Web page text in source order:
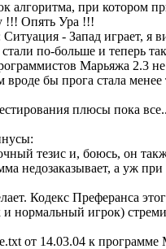
алгоритма, при котором
!!! Опять Ура !!!
Ситуация - Запад играет, я
по-больше и теперь
Марьяжа 2.3
бы прога стала
плюсы пока
тезис и, боюсь, он
недозаказывает, а уж
Кодекс Преферанса
и нормальный игрок)
от 14.03.04 к